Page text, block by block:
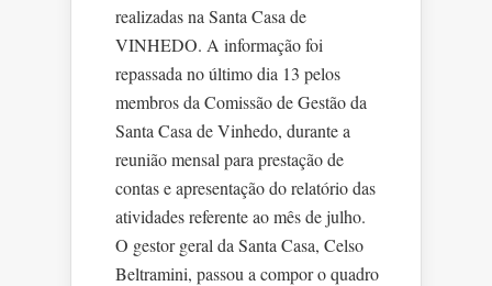
realizadas na Santa Casa de
VINHEDO. A informação foi
repassada no último dia 13 pelos
membros da Comissão de Gestão da
Santa Casa de Vinhedo, durante a
reunião mensal para prestação de
contas e apresentação do relatório das
atividades referente ao mês de julho.
O gestor geral da Santa Casa, Celso
Beltramini, passou a compor o quadro